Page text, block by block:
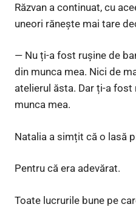
Răzvan a continuat, cu
uneori rănește mai tare
— Nu ți-a fost rușine de
din munca mea. Nici de
atelierul ăsta. Dar ți-a
munca mea.
Natalia a simțit că o lasă
Pentru că era adevărat.
Toate lucrurile bune pe